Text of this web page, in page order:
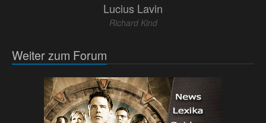
Lucius Lavin
Richard Kind
Weiter zum Forum